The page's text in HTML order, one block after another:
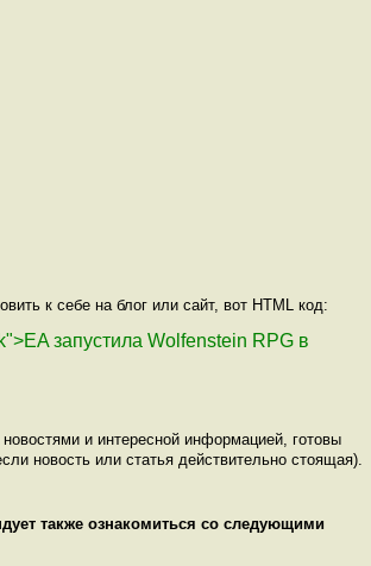
к себе на блог или сайт, вот HTML код:
запустила Wolfenstein RPG в
и интересной информацией, готовы
новость или статья действительно стоящая).
также ознакомиться со следующими